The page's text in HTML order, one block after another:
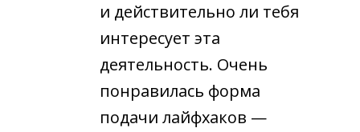
и действительно ли тебя
интересует эта
деятельность. Очень
понравилась форма
подачи лайфхаков —